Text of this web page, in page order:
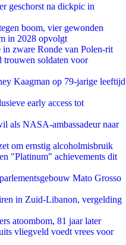
geschorst na dickpic in
boom, vier gewonden
in 2028 opvolgt
in zware Ronde van Polen-rit
trouwen soldaten voor
Kaagman op 79-jarige leeftijd
early access tot
als NASA-ambassadeur naar
om ernstig alcoholmisbruik
"Platinum" achievements dit
Mato Grosso
in Zuid-Libanon, vergelding
atoombom, 81 jaar later
vliegveld voedt vrees voor